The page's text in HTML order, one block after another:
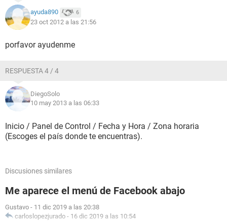
ayuda890 6
23 oct 2012 a las 21:56
porfavor ayudenme
RESPUESTA 4 / 4
DiegoSolo
10 may 2013 a las 06:33
Inicio / Panel de Control / Fecha y Hora / Zona horaria
(Escoges el país donde te encuentras).
Discusiones similares
Me aparece el menú de Facebook abajo
Gustavo - 11 dic 2019 a las 20:38
carloslopezjurado - 16 dic 2019 a las 10:54